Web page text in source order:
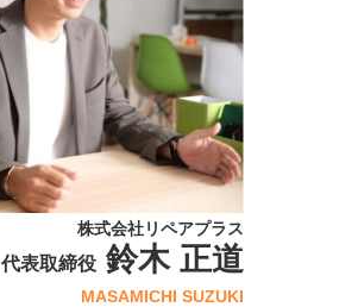
株式会社リペアプラス
代表取締役鈴木 正道
MASAMICHI SUZUKI